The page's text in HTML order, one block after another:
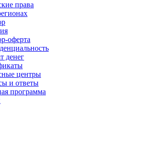
права
оферта
денег
центры
и ответы
программа